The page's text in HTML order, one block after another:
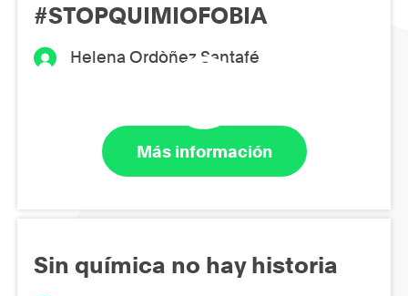
#STOPQUIMIOFOBIA
Helena Ordòñez Santafé
Más información
Sin química no hay historia